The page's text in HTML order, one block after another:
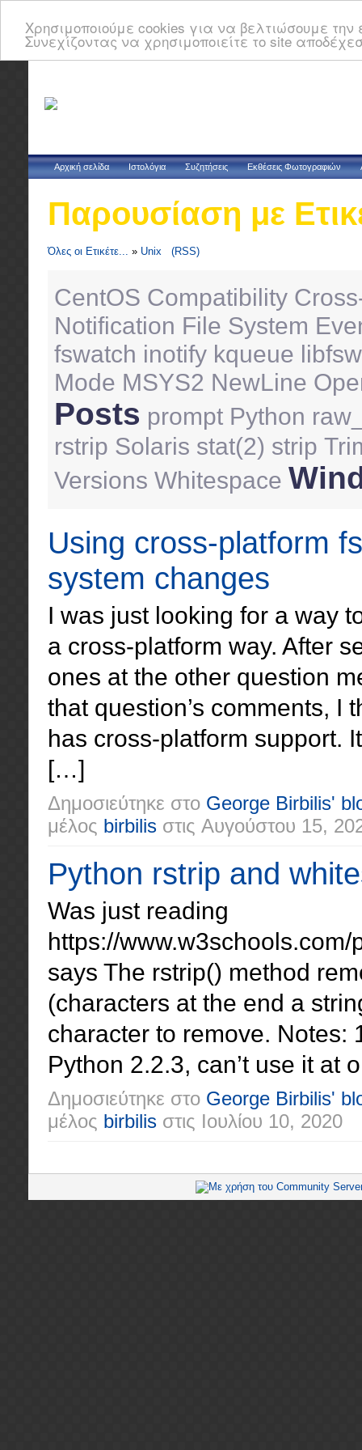
Χρησιμοποιούμε cookies για να βελτιώσουμε
Συνεχίζοντας να χρησιμοποιείτε το site
Αρχική σελίδα Ιστολόγια Συζητήσεις Εκθέσεις Φωτογραφιών
Παρουσίαση με
Όλες οι Ετικέτε... » Unix (RSS)
CentOS Compatibility
Notification File System
fswatch inotify kqueue
Mode MSYS2 NewLine
Posts prompt Python
rstrip Solaris stat(2) strip
Versions Whitespace
Using cross-platform
system changes
I was just looking for a way
a cross-platform way. After
ones at the other question
that question’s comments, I
has cross-platform support.
[…]
Δημοσιεύτηκε στο George Birbilis'
μέλος birbilis στις Αυγούστου 15,
Python rstrip and
Was just reading
https://
says The rstrip() method
(characters at the end a
character to remove. Notes:
Python 2.2.3, can’t use it at
Δημοσιεύτηκε στο George Birbilis'
μέλος birbilis στις Ιουλίου 10, 2020